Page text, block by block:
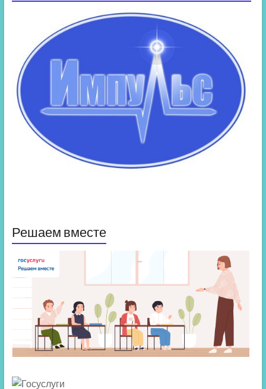
Решаем вместе